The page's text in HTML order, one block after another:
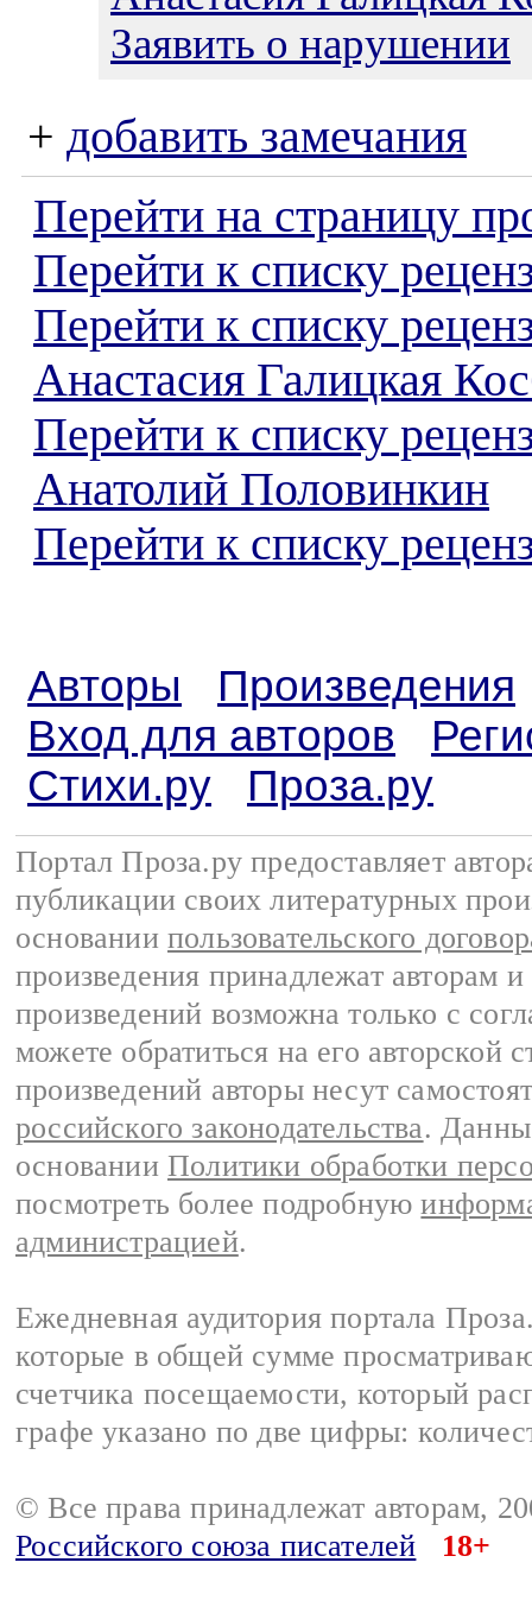
Заявить о нарушении
+ добавить замечания
Перейти на страницу
Перейти к списку
Перейти к списку
Анастасия Галицкая
Перейти к списку
Анатолий Половинкин
Перейти к списку
Авторы
Произведения
Вход для авторов
Стихи.ру
Проза.ру
Портал Проза.ру предоставляет
публикации своих литературных
основании пользовательского
произведения принадлежат авторам
произведений возможна только с
можете обратиться на его авторской
произведений авторы несут
российского законодательства.
основании Политики обработки
посмотреть более подробную
администрацией.
Ежедневная аудитория портала
которые в общей сумме
счетчика посещаемости, который
графе указано по две цифры:
© Все права принадлежат авторам,
Российского союза писателей
18+